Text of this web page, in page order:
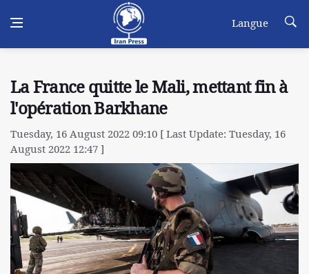
Langue
La France quitte le Mali, mettant fin à
l'opération Barkhane
Tuesday, 16 August 2022 09:10 [ Last Update: Tuesday, 16
August 2022 12:47 ]